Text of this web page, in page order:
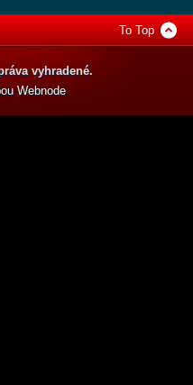
To Top
vyhradené.
Webnode